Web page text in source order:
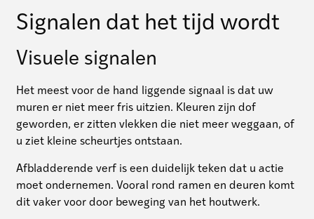
Signalen dat het tijd wordt
Visuele signalen
Het meest voor de hand liggende signaal is dat uw
muren er niet meer fris uitzien. Kleuren zijn dof
geworden, er zitten vlekken die niet meer weggaan, of
u ziet kleine scheurtjes ontstaan.
Afbladderende verf is een duidelijk teken dat u actie
moet ondernemen. Vooral rond ramen en deuren komt
dit vaker voor door beweging van het houtwerk.